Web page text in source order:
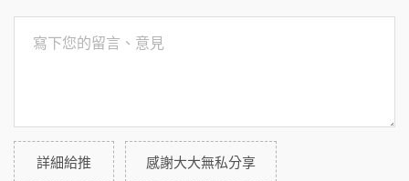
詳細給推 感謝大大無私分享